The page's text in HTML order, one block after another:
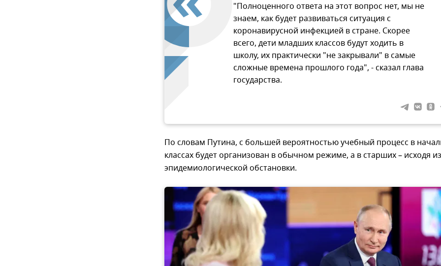
"Полноценного ответа на этот вопрос нет, мы не
знаем, как будет развиваться ситуация с
коронавирусной инфекцией в стране. Скорее
всего, дети младших классов будут ходить в
школу, их практически "не закрывали" в самые
сложные времена прошлого года", - сказал глава
государства.
По словам Путина, с большей вероятностью учебный процесс в
классах будет организован в обычном режиме, а в старших – исходя из
эпидемиологической обстановки.